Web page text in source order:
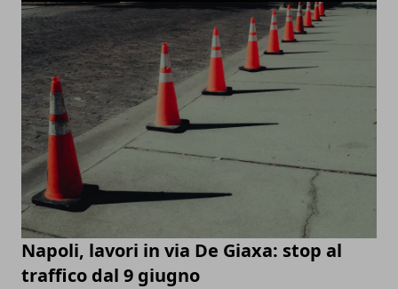
Napoli, lavori in via De Giaxa: stop al
traffico dal 9 giugno